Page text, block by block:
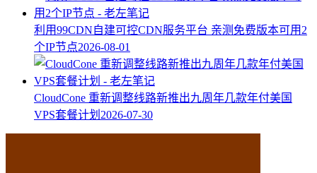
利用99CDN自建可控CDN服务平台 亲测免费版本可用2
个IP节点2026-08-01
CloudCone 重新调整线路新推出九周年几款年付美国
VPS套餐计划 2026-07-30